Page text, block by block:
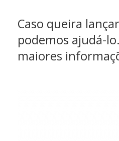
Caso queira
podemos ajudá-
maiores